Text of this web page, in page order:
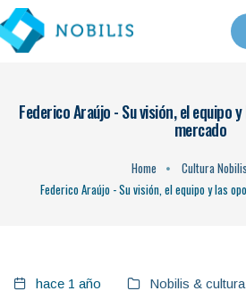
Federico Araújo - Su visión, el equipo
mercado
Home
Cultura Nobilis
Federico Araújo - Su visión, el equipo y las
hace 1 año Nobilis & cultura